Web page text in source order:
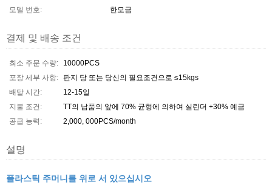
모델 번호:
한모금
결제 및 배송 조건
최소 주문 수량:
10000PCS
포장 세부 사항: 판지 당 또는 당신의 필요조건으로 ≤15kgs
배달 시간:
12-15일
지불 조건:
TT의 납품의 앞에 70% 균형에 의하여 실린더 +30% 예금
공급 능력:
2,000, 000PCS/month
설명
플라스틱 주머니를 위로 서 있으십시오